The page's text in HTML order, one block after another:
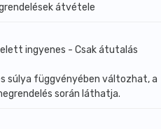
átvétele
ingyenes - Csak átutalás
súlya függvényében változhat, a
során láthatja.